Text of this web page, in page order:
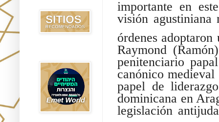
importante en
visión agustiniana
órdenes
Raymond
penitenciario
canónico
papel de
dominicana en
legislación